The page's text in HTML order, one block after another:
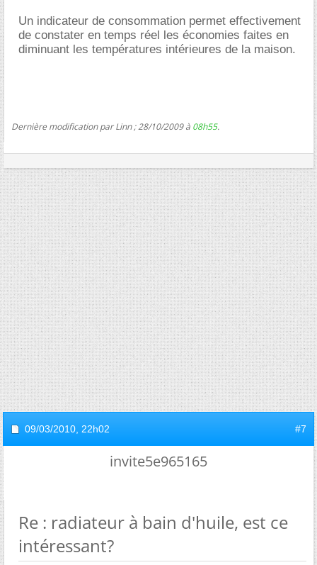
Un indicateur de consommation permet effectivement
de constater en temps réel les économies faites en
diminuant les températures intérieures de la maison.
Dernière modification par Linn ; 28/10/2009 à 08h55.
09/03/2010, 22h02 #7
invite5e965165
Re : radiateur à bain d'huile, est ce
intéressant?